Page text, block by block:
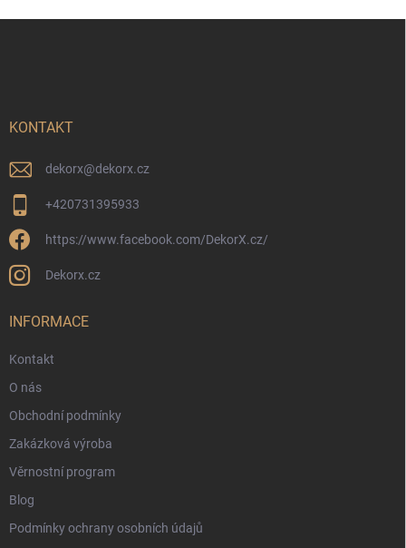
KONTAKT
dekorx@dekorx.cz
+420731395933
https://www.facebook.com/DekorX.cz/
Dekorx.cz
INFORMACE
Kontakt
O nás
Obchodní podmínky
Zakázková výroba
Věrnostní program
Blog
Podmínky ochrany osobních údajů